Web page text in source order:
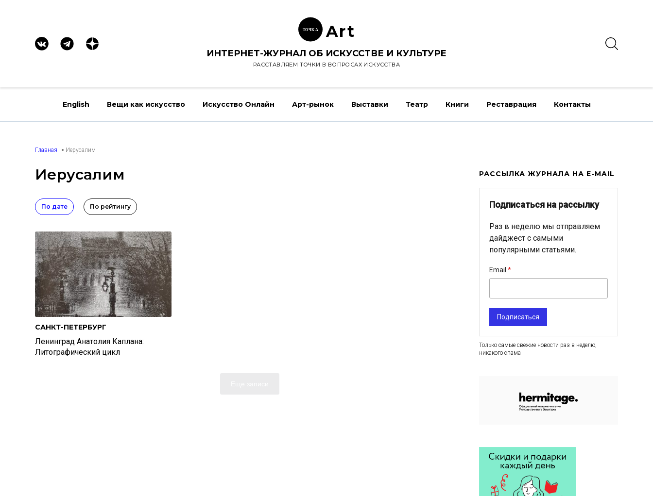
ТОЧК А Art
ИНТЕРНЕТ-ЖУРНАЛ ОБ ИСКУССТВЕ И КУЛЬТУРЕ
РАССТАВЛЯЕМ ТОЧКИ В ВОПРОСАХ ИСКУССТВА
English Вещи как искусство Искусство Онлайн Арт-рынок Выставки Театр Книги Реставрация Контакты
Главная Иерусалим
Иерусалим
По дате По рейтингу
САНКТ-ПЕТЕРБУРГ
Ленинград Анатолия Каплана:
Литографический цикл
РАССЫЛКА ЖУРНАЛА НА E-MAIL
Подписаться на рассылку
Раз в неделю мы отправляем
дайджест с самыми
популярными статьями.
Email
Подписаться
Только самые свежие новости раз в неделю,
никакого спама